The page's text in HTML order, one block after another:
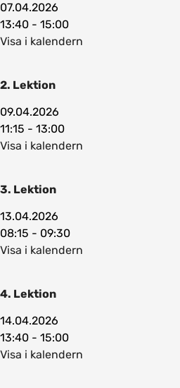
07.04.2026
13:40 - 15:00
Visa i kalendern
2. Lektion
09.04.2026
11:15 - 13:00
Visa i kalendern
3. Lektion
13.04.2026
08:15 - 09:30
Visa i kalendern
4. Lektion
14.04.2026
13:40 - 15:00
Visa i kalendern